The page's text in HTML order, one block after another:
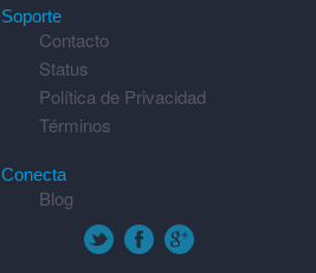
Soporte
Contacto
Status
Política de Privacidad
Términos
Conecta
Blog